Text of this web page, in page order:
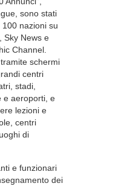
sono stati
nazioni su
Sky News e
Channel.
schermi
centri
stadi,
e aeroporti, e
lezioni e
centri
di
e funzionari
dei